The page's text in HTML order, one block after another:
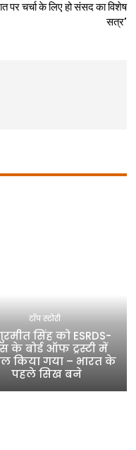
पर चर्चा के लिए हो संसद का विशेष
सत्र’
टॉप स्टोरी
सिंह को ESRDS-
के बोर्ड ऑफ ट्रस्टी में
किया गया – भारत के
पहले सिख बने